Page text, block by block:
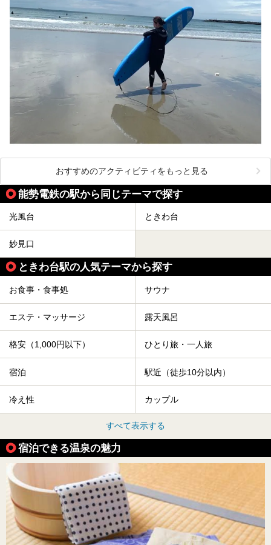
おすすめのアクティビティをもっと見る
能勢電鉄の駅から同じテーマで探す
光風台 ときわ台
妙見口
ときわ台駅の人気テーマから探す
お食事・食事処 サウナ
エステ・マッサージ 露天風呂
格安（1,000円以下） ひとり旅・一人旅
宿泊 駅近（徒歩10分以内）
冷え性 カップル
すべて表示する
宿泊できる温泉の魅力